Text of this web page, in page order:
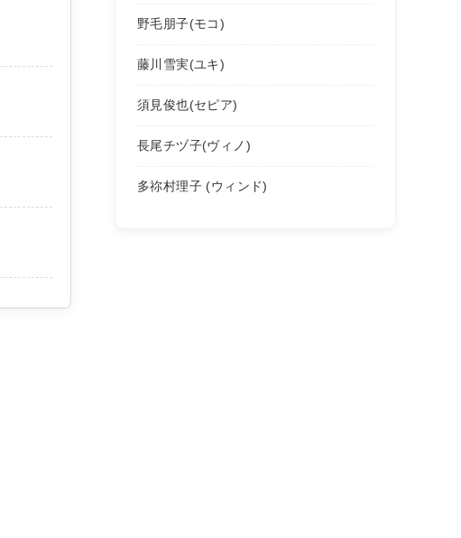
野毛朋子(モコ)
藤川雪実(ユキ)
須見俊也(セピア)
長尾チヅ子(ヴィノ)
多祢村理子 (ウィンド)